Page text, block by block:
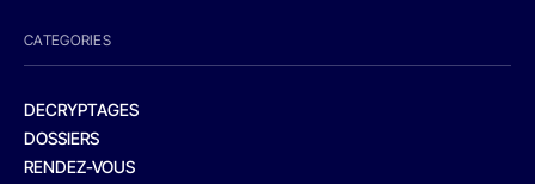
CATEGORIES
DECRYPTAGES
DOSSIERS
RENDEZ-VOUS